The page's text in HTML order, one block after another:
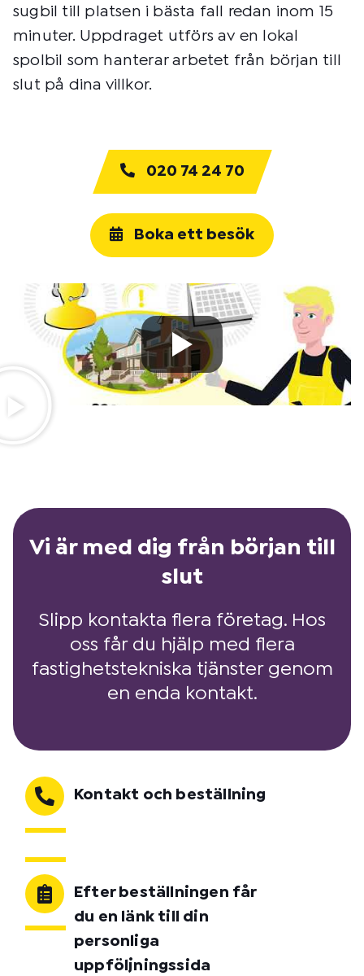
sugbil till platsen i bästa fall redan inom 15
minuter. Uppdraget utförs av en lokal
spolbil som hanterar arbetet från början till
slut på dina villkor.
020 74 24 70
Boka ett besök
Vi är med dig från början till
slut
Slipp kontakta flera företag. Hos
oss får du hjälp med flera
fastighetstekniska tjänster genom
en enda kontakt.
Kontakt och beställning
Efter beställningen får
du en länk till din
personliga
uppföljningssida